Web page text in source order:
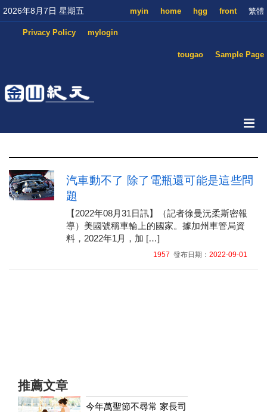
2026年8月7日 星期五 繁體
front
hgg
home
myin
mylogin
Privacy Policy
Sample Page
tougao
汽車動不了 除了電瓶還可能是這些問
題
【2022年08月31日訊】（記者徐曼沅柔斯密報
導）美國號稱車輪上的國家。據加州車管局資
料，2022年1月，加 […]
1957 發布日期： 2022-09-01
推薦文章
今年萬聖節不尋常 家長司